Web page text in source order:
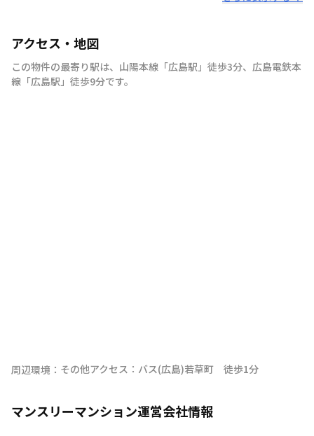
アクセス・地図
この物件の最寄り駅は、 山陽本線 「広島駅 」 徒歩3分、 広島電鉄本
線 「広島駅 」 徒歩9分です。
周辺環境： その他アクセス：バス(広島)若草町　徒歩1分
マンスリーマンション運営会社情報